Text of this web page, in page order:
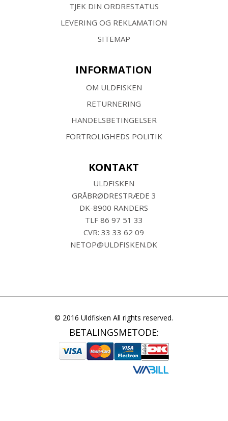
TJEK DIN ORDRESTATUS
LEVERING OG REKLAMATION
SITEMAP
INFORMATION
OM ULDFISKEN
RETURNERING
HANDELSBETINGELSER
FORTROLIGHEDS POLITIK
KONTAKT
ULDFISKEN
GRÅBRØDRESTRÆDE 3
DK-8900 RANDERS
TLF 86 97 51 33
CVR: 33 33 62 09
NETOP@ULDFISKEN.DK
© 2016 Uldfisken All rights reserved.
BETALINGSMETODE: